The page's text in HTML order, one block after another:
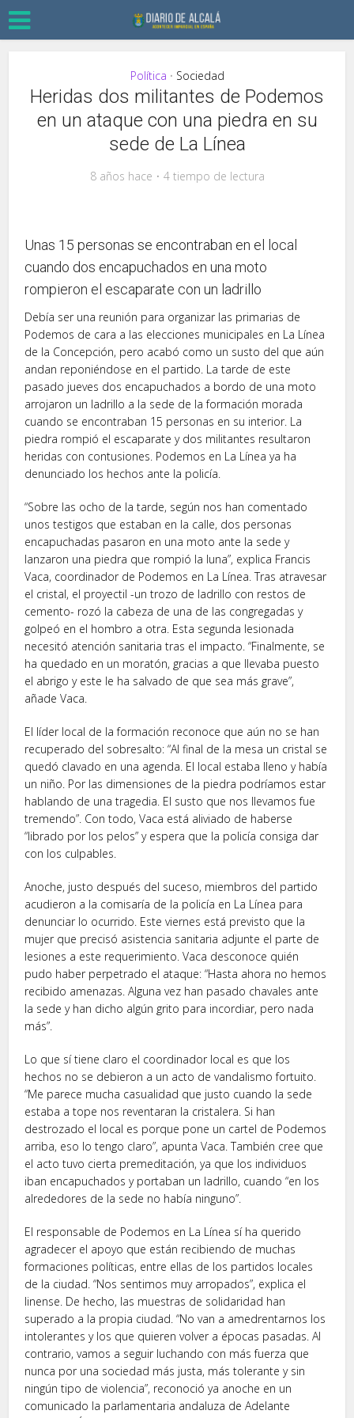
Política • Sociedad
Heridas dos militantes de Podemos
en un ataque con una piedra en su
sede de La Línea
8 años hace 4 tiempo de lectura
Unas 15 personas se encontraban en el local
cuando dos encapuchados en una moto
rompieron el escaparate con un ladrillo
Debía ser una reunión para organizar las primarias de
Podemos de cara a las elecciones municipales en La Línea
de la Concepción, pero acabó como un susto del que aún
andan reponiéndose en el partido. La tarde de este
pasado jueves dos encapuchados a bordo de una moto
arrojaron un ladrillo a la sede de la formación morada
cuando se encontraban 15 personas en su interior. La
piedra rompió el escaparate y dos militantes resultaron
heridas con contusiones. Podemos en La Línea ya ha
denunciado los hechos ante la policía.
“Sobre las ocho de la tarde, según nos han comentado
unos testigos que estaban en la calle, dos personas
encapuchadas pasaron en una moto ante la sede y
lanzaron una piedra que rompió la luna”, explica Francis
Vaca, coordinador de Podemos en La Línea. Tras atravesar
el cristal, el proyectil -un trozo de ladrillo con restos de
cemento- rozó la cabeza de una de las congregadas y
golpeó en el hombro a otra. Esta segunda lesionada
necesitó atención sanitaria tras el impacto. “Finalmente, se
ha quedado en un moratón, gracias a que llevaba puesto
el abrigo y este le ha salvado de que sea más grave”,
añade Vaca.
El líder local de la formación reconoce que aún no se han
recuperado del sobresalto: “Al final de la mesa un cristal se
quedó clavado en una agenda. El local estaba lleno y había
un niño. Por las dimensiones de la piedra podríamos estar
hablando de una tragedia. El susto que nos llevamos fue
tremendo”. Con todo, Vaca está aliviado de haberse
“librado por los pelos” y espera que la policía consiga dar
con los culpables.
Anoche, justo después del suceso, miembros del partido
acudieron a la comisaría de la policía en La Línea para
denunciar lo ocurrido. Este viernes está previsto que la
mujer que precisó asistencia sanitaria adjunte el parte de
lesiones a este requerimiento. Vaca desconoce quién
pudo haber perpetrado el ataque: “Hasta ahora no hemos
recibido amenazas. Alguna vez han pasado chavales ante
la sede y han dicho algún grito para incordiar, pero nada
más”.
Lo que sí tiene claro el coordinador local es que los
hechos no se debieron a un acto de vandalismo fortuito.
“Me parece mucha casualidad que justo cuando la sede
estaba a tope nos reventaran la cristalera. Si han
destrozado el local es porque pone un cartel de Podemos
arriba, eso lo tengo claro”, apunta Vaca. También cree que
el acto tuvo cierta premeditación, ya que los individuos
iban encapuchados y portaban un ladrillo, cuando “en los
alrededores de la sede no había ninguno”.
El responsable de Podemos en La Línea sí ha querido
agradecer el apoyo que están recibiendo de muchas
formaciones políticas, entre ellas de los partidos locales
de la ciudad. “Nos sentimos muy arropados”, explica el
linense. De hecho, las muestras de solidaridad han
superado a la propia ciudad. “No van a amedrentarnos los
intolerantes y los que quieren volver a épocas pasadas. Al
contrario, vamos a seguir luchando con más fuerza que
nunca por una sociedad más justa, más tolerante y sin
ningún tipo de violencia”, reconoció ya anoche en un
comunicado la parlamentaria andaluza de Adelante